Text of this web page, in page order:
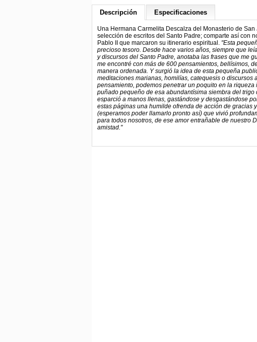
Descripción Especificaciones
Una Hermana Carmelita Descalza del Monasterio de
selección de escritos del Santo Padre; comparte así con
Pablo II que marcaron su itinerario espiritual. "Esta
precioso tesoro. Desde hace varios años, siempre que
y discursos del Santo Padre, anotaba las frases que me
me encontré con más de 600 pensamientos, bellísimos,
manera ordenada. Y surgió la idea de esta pequeña
meditaciones marianas, homilías, catequesis o discursos
pensamiento, podemos penetrar un poquito en la
puñado pequeño de esa abundantísima siembra del
esparció a manos llenas, gastándose y desgastándose
estas páginas una humilde ofrenda de acción de gracias
(esperamos poder llamarlo pronto así) que vivió
para todos nosotros, de ese amor entrañable de nuestro
amistad."